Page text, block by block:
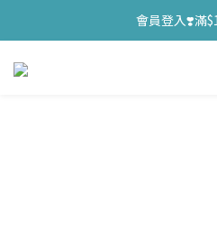
會員登入❣️滿